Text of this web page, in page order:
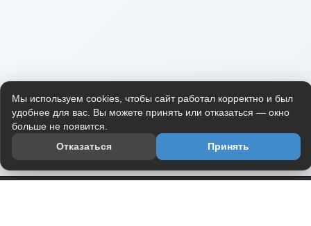
Мы используем cookies, чтобы сайт работал корректно и был
удобнее для вас. Вы можете принять или отказаться — окно
больше не появится.
Отказаться
Принять